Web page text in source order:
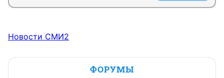
Новости СМИ2
ФОРУМЫ